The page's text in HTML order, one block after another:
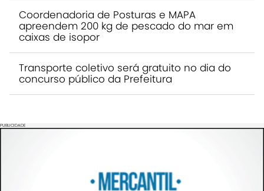
Coordenadoria de Posturas e MAPA
apreendem 200 kg de pescado do mar em
caixas de isopor
Transporte coletivo será gratuito no dia do
concurso público da Prefeitura
PUBLICIDADE